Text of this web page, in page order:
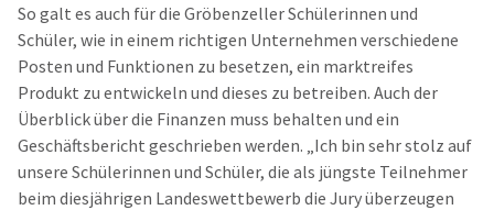
So galt es auch für die Gröbenzeller Schülerinnen und
Schüler, wie in einem richtigen Unternehmen verschiedene
Posten und Funktionen zu besetzen, ein marktreifes
Produkt zu entwickeln und dieses zu betreiben. Auch der
Überblick über die Finanzen muss behalten und ein
Geschäftsbericht geschrieben werden. „Ich bin sehr stolz auf
unsere Schülerinnen und Schüler, die als jüngste Teilnehmer
beim diesjährigen Landeswettbewerb die Jury überzeugen